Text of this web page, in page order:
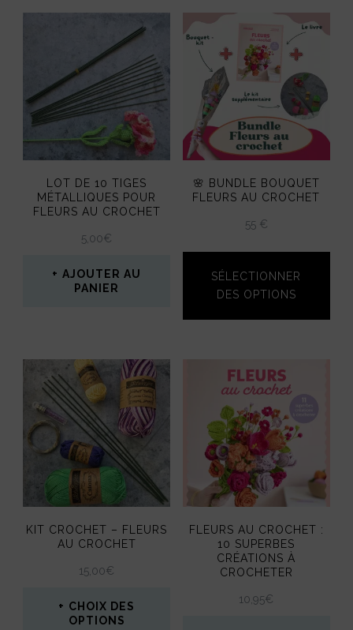
produit
plusieurs
variations.
Les
options
être
choisies
sur
la
page
LOT DE 10 TIGES
MÉTALLIQUES POUR
FLEURS AU CROCHET
5,00€
AJOUTER AU
PANIER
🌸 BUNDLE BOUQUET
FLEURS AU CROCHET
55 €
SÉLECTIONNER
DES OPTIONS
KIT CROCHET – FLEURS
AU CROCHET
15,00€
CHOIX DES
OPTIONS
FLEURS AU CROCHET :
10 SUPERBES
CRÉATIONS À
CROCHETER
10,95€